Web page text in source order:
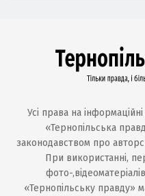
Усі права на
«Тернопільська
законодавством про
При використанні,
фото-
«Тернопільську правду»